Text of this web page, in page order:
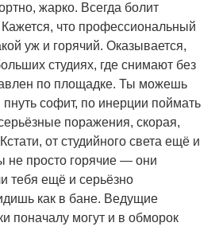
жарко. Всегда болит
что профессиональный
уж и горячий. Оказывается,
студиях, где снимают без
по площадке. Ты можешь
софит, по инерции поймать
поражения, скорая,
от студийного света ещё и
не просто горячие — они
тебя ещё и серьёзно
как в бане. Ведущие
поначалу могут и в обморок